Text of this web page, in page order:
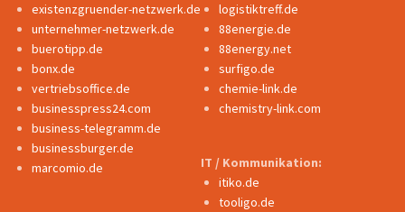
existenzgruender-netzwerk.de
unternehmer-netzwerk.de
buerotipp.de
bonx.de
vertriebsoffice.de
businesspress24.com
business-telegramm.de
businessburger.de
marcomio.de
logistiktreff.de
88energie.de
88energy.net
surfigo.de
chemie-link.de
chemistry-link.com
IT / Kommunikation:
itiko.de
tooligo.de